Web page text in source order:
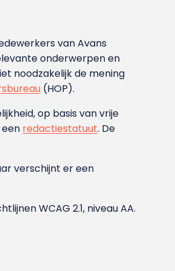
van Avans
onderwerpen en
noodzakelijk de mening
(HOP).
op basis van vrije
redactiestatuut. De
verschijnt er een
WCAG 2.1, niveau AA.